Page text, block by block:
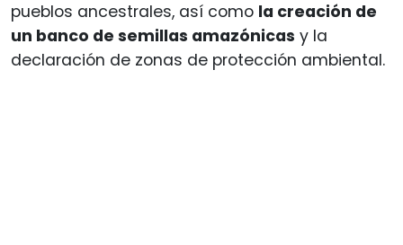
pueblos ancestrales, así como la creación de
un banco de semillas amazónicas y la
declaración de zonas de protección ambiental.